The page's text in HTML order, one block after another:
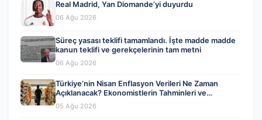
Real Madrid, Yan Diomande’yi duyurdu
06 Ağu 2026
Süreç yasası teklifi tamamlandı. İşte madde madde
kanun teklifi ve gerekçelerinin tam metni
06 Ağu 2026
Türkiye’nin Nisan Enflasyon Verileri Ne Zaman
Açıklanacak? Ekonomistlerin Tahminleri ve
Beklentiler
05 Ağu 2026